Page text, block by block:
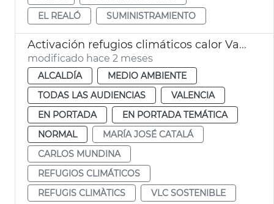
EL REALÓ
SUMINISTRAMIENTO
Activación refugios climáticos calor València
modificado hace 2 meses
ALCALDÍA
MEDIO AMBIENTE
TODAS LAS AUDIENCIAS
VALENCIA
EN PORTADA
EN PORTADA TEMÁTICA
NORMAL
MARÍA JOSÉ CATALÁ
CARLOS MUNDINA
REFUGIOS CLIMÁTICOS
REFUGIS CLIMÀTICS
VLC SOSTENIBLE